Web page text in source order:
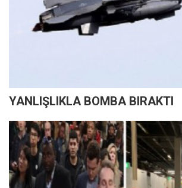
YANLIŞLIKLA BOMBA BIRAKTI